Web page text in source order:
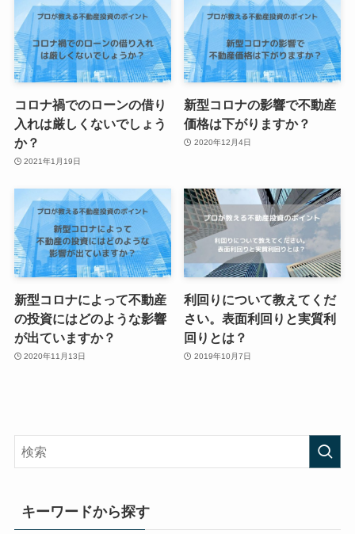
コロナ禍でのローンの借り
入れは厳しくないでしょう
か？
2021年1月19日
新型コロナの影響で不動産
価格は下がりますか？
2020年12月4日
新型コロナによって不動産
の投資にはどのような影響
が出ていますか？
2020年11月13日
利回りについて教えてくだ
さい。表面利回りと実質利
回りとは？
2019年10月7日
キーワードから探す